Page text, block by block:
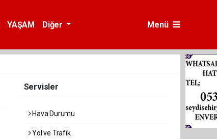
YAŞAM Diğer Menü
Servisler
Hava Durumu
Yol ve Trafik